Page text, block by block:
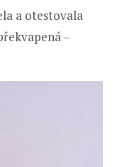
a otestovala
–